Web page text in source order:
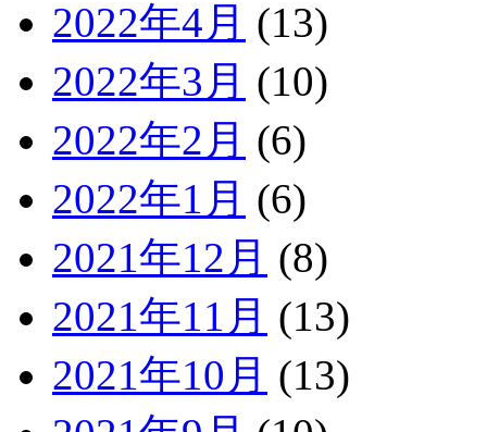
2022年4月 (13)
2022年3月 (10)
2022年2月 (6)
2022年1月 (6)
2021年12月 (8)
2021年11月 (13)
2021年10月 (13)